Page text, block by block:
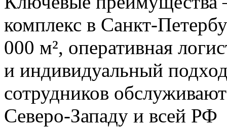
комплекс в Санкт-
000 м², оперативная
и индивидуальный
сотрудников
Северо-Западу и всей РФ